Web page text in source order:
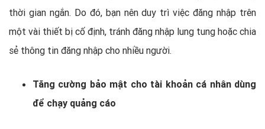
thời gian ngắn. Do đó, bạn nên duy trì việc đăng nhập trên
một vài thiết bị cố định, tránh đăng nhập lung tung hoặc chia
sẻ thông tin đăng nhập cho nhiều người.
Tăng cường bảo mật cho tài khoản cá nhân dùng
để chạy quảng cáo